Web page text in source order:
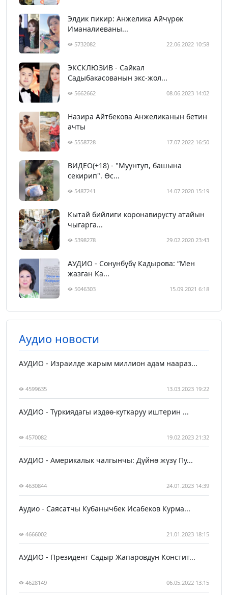
Элдик пикир: Анжелика Айчүрөк
Иманалиеваны...
5732082 22.06.2022 10:58
ЭКСКЛЮЗИВ - Сайкал
Садыбакасованын экс-жол...
5662662 08.06.2023 14:02
Назира Айтбекова Анжеликанын бетин
ачты
5558728 17.07.2022 16:50
ВИДЕО(+18) - "Муунтуп, башына
секирип". Өс...
5487241 14.07.2020 15:19
Кытай бийлиги коронавирусту атайын
чыгарга...
5398278 29.02.2020 23:43
АУДИО - Сонунбүбү Кадырова: “Мен
жазган Ка...
5046303 15.09.2021 6:18
Аудио новости
АУДИО - Израилде жарым миллион адам наараз...
4599635 13.03.2023 19:22
АУДИО - Түркиядагы издөө-куткаруу иштерин ...
4570082 19.02.2023 21:32
АУДИО - Америкалык чалгынчы: Дүйнө жүзү Пу...
4630844 24.01.2023 14:39
Аудио - Саясатчы Кубанычбек Исабеков Курма...
4666002 21.01.2023 18:15
АУДИО - Президент Садыр Жапаровдун Констит...
4628149 06.05.2022 13:15